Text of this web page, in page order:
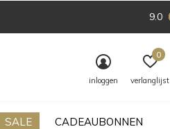
SALE CADEAUBONNEN
inloggen verlanglijst
0
9.0